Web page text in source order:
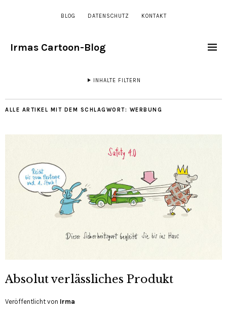
BLOG DATENSCHUTZ KONTAKT
Irmas Cartoon-Blog
INHALTE FILTERN
ALLE ARTIKEL MIT DEM SCHLAGWORT: WERBUNG
Absolut verlässliches Produkt
Veröffentlicht von Irma